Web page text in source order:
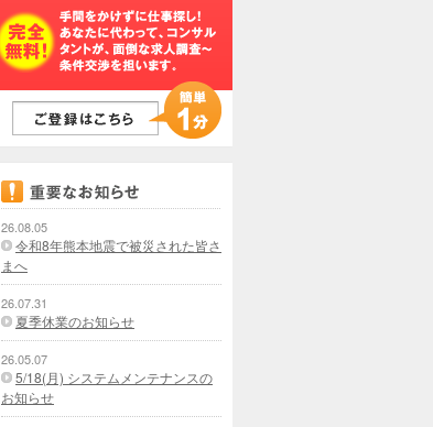
26.08.05
令和8年熊本地震で被災された皆さ
まへ
26.07.31
夏季休業のお知らせ
26.05.07
5/18(月) システムメンテナンスの
お知らせ